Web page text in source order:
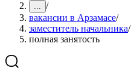
... /
вакансии в Арзамасе/
заместитель начальника/
полная занятость